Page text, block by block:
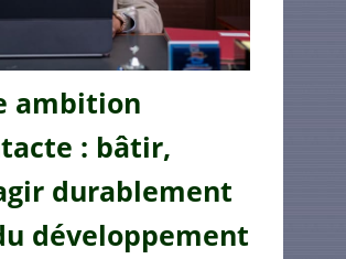
ambition
: bâtir,
durablement
développement